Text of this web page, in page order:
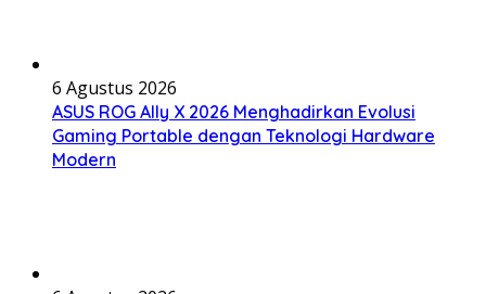
6 Agustus 2026
ASUS ROG Ally X 2026 Menghadirkan Evolusi
Gaming Portable dengan Teknologi Hardware
Modern